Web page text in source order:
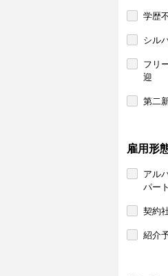
学歴
シル
フリ
迎
第二
雇用形
アル
パート
契約
紹介